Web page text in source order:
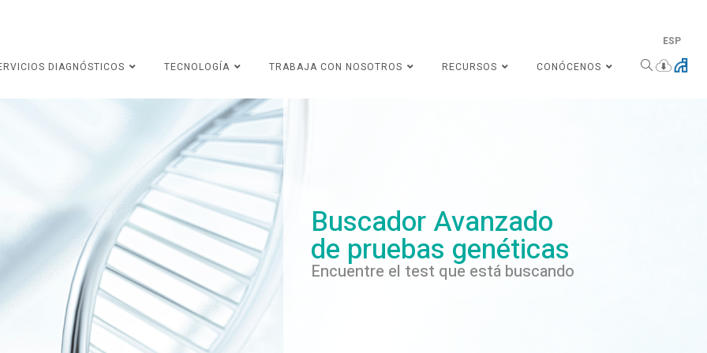
ESP
DIAGNÓSTICOS
TECNOLOGÍA TRABAJA CON NOSOTROS RECURSOS CONÓCENOS
Buscador Avanzado
de pruebas genéticas
Encuentre el test que está buscando